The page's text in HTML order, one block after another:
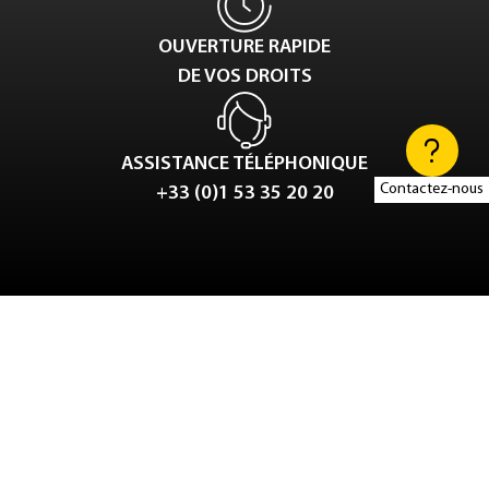
Contactez-nous
OUVERTURE RAPIDE
DE VOS DROITS
ASSISTANCE TÉLÉPHONIQUE
+33 (0)1 53 35 20 20